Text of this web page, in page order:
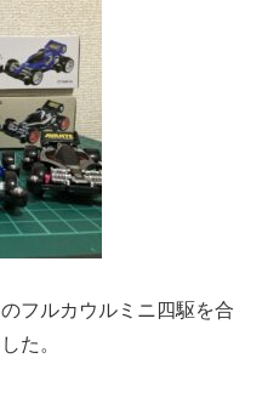
フルカウルミニ四駆を合
た。